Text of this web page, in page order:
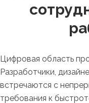
Цифровая область
Разработчики,
встречаются с
требования к